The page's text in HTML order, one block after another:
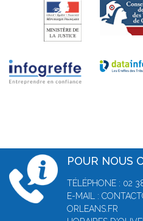
POUR NOUS
TÉLÉPHONE : 02
E-MAIL :
ORLEANS.FR